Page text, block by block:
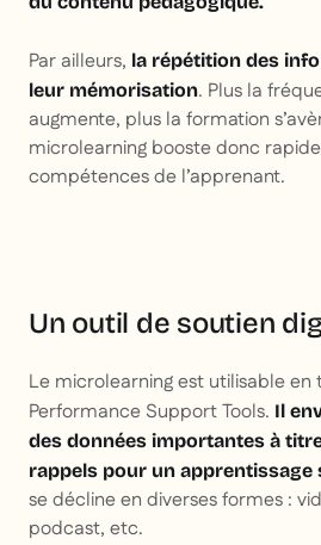
Par ailleurs, la répétition des
leur mémorisation. Plus la
augmente, plus la formation
microlearning booste donc
compétences de l’apprenant.
Un outil de soutien
Le microlearning est utilisable en
Performance Support Tools. Il
des données importantes à
rappels pour un apprentissage
se décline en diverses formes :
podcast, etc.